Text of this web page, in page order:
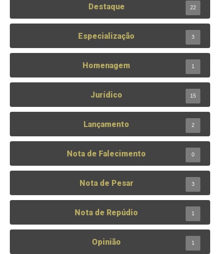
Destaque 22
Especialização 3
Homenagem 1
Jurídico 15
Lançamento 2
Nota de Falecimento 0
Nota de Pesar 3
Nota de Repúdio 1
Opinião 1